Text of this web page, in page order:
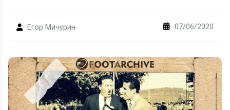
Егор Мичурин 07/06/2020